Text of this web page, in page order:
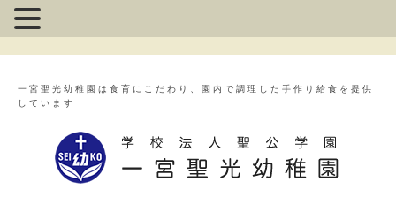
一宮聖光幼稚園は食育にこだわり、園内で調理した手作り給食を提供
しています